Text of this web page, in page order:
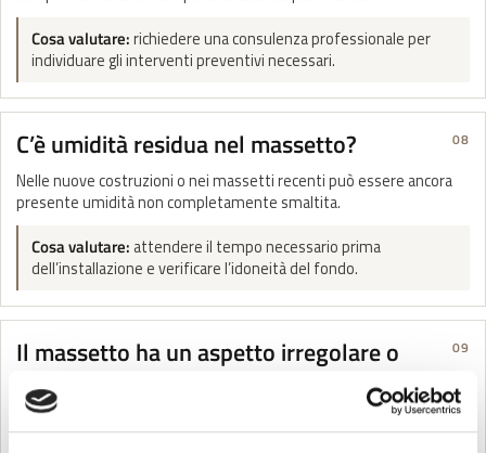
Cosa valutare:richiedere una consulenza professionale per
individuare gli interventi preventivi necessari.
08
C’è umidità residua nel massetto?
Nelle nuove costruzioni o nei massetti recenti può essere ancora
presente umidità non completamente smaltita.
Cosa valutare: attendere il tempo necessario prima
dell’installazione e verificare l’idoneità del fondo.
09
Il massetto ha un aspetto irregolare o
grossolano?
Nelle ristrutturazioni, la superficie di posa può non essere
sufficientemente liscia, soprattutto quando il massetto è